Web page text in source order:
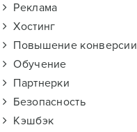
Реклама
Хостинг
Повышение конверсии
Обучение
Партнерки
Безопасность
Кэшбэк